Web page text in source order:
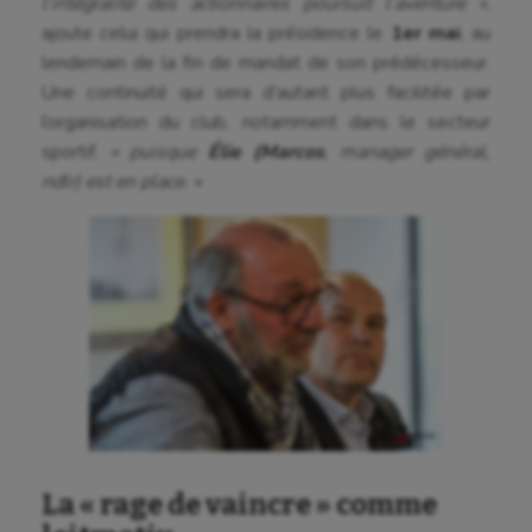
Canoë-kayak
Cerf Volant
Cheerleading
Crossfit
Cyclisme
Danse
Equitation
Escalade
Escrime
Fitness
ajoute celui qui prendra la présidence le 1er mai, au
lendemain de la fin de mandat de son prédécesseur.
Une continuité qui sera d’autant plus facilitée par
l’organisation du club, notamment dans le secteur
sportif,
« puisque Élie (Marcos, manager général,
ndlr) est en place. »
La « rage de vaincre » comme